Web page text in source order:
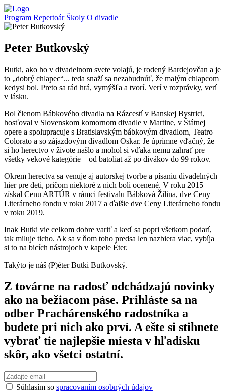
Program Repertoár Školy O divadle
Peter Butkovský
Butki, ako ho v divadelnom svete volajú, je rodený Bardejovčan a je
to „dobrý chlapec“... teda snaží sa nezabudnúť, že malým chlapcom
kedysi bol. Preto sa rád hrá, vymýšľa a tvorí. Verí v rozprávky, verí
v lásku.
Bol členom Bábkového divadla na Rázcestí v Banskej Bystrici,
hosťoval v Slovenskom komornom divadle v Martine, v Štátnej
opere a spolupracuje s Bratislavským bábkovým divadlom, Teatro
Colorato a so zájazdovým divadlom Oskar. Je úprimne vďačný, že
si ho herectvo v živote našlo a mohol si vďaka nemu zahrať pre
všetky vekové kategórie – od batoliat až po divákov do 99 rokov.
Okrem herectva sa venuje aj autorskej tvorbe a písaniu divadelných
hier pre deti, pričom niektoré z nich boli ocenené. V roku 2015
získal Cenu ARTÚR v rámci festivalu Bábková Žilina, dve Ceny
Literárneho fondu v roku 2017 a ďalšie dve Ceny Literárneho fondu
v roku 2019.
Inak Butki vie celkom dobre variť a keď sa popri všetkom podarí,
tak miluje ticho. Ak sa v ňom toho predsa len nazbiera viac, vybíja
si to na bicích nástrojoch v kapele Éter.
Takýto je náš (P)éter Butki Butkovský.
Z továrne na radosť odchádzajú novinky
ako na bežiacom páse. Prihláste sa na
odber Prachárenského radostníka a
budete pri nich ako prví. A ešte si stihnete
vybrať tie najlepšie miesta v hľadisku
skôr, ako všetci ostatní.
Súhlasím so spracovaním osobných údajov